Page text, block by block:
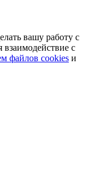
вашу работу с
с
файлов cookies и